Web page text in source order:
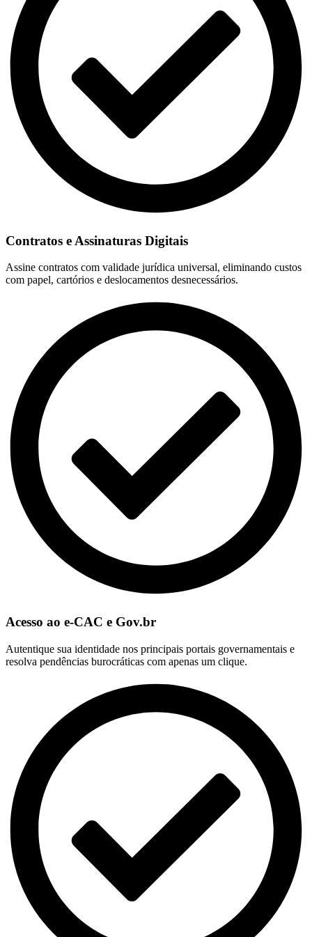
Contratos e Assinaturas Digitais
Assine contratos com validade jurídica universal, eliminando custos
com papel, cartórios e deslocamentos desnecessários.
Acesso ao e-CAC e Gov.br
Autentique sua identidade nos principais portais governamentais e
resolva pendências burocráticas com apenas um clique.